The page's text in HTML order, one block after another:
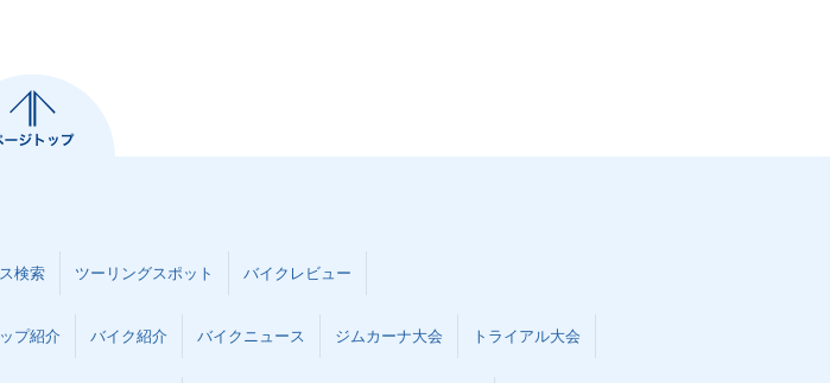
検索 ツーリングスポット バイクレビュー
プ紹介 バイク紹介 バイクニュース ジムカーナ大会 トライアル大会